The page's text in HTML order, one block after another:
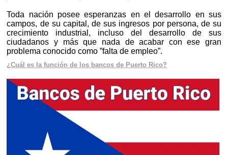
Toda nación posee esperanzas en el desarrollo en sus
campos, de su capital, de sus ingresos por persona, de su
crecimiento industrial, incluso del desarrollo de sus
ciudadanos y más que nada de acabar con ese gran
problema conocido como ”falta de empleo”.
¿Cuál es la función de los bancos de Puerto Rico?